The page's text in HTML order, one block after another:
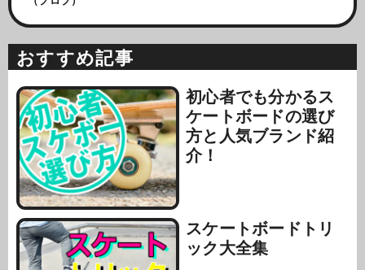
おすすめ記事
初心者でも分かるス
ケートボードの選び
方と人気ブランド紹
介！
スケートボードトリ
ック大全集